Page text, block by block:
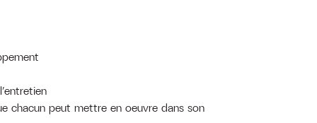
chacun peut mettre en oeuvre dans son